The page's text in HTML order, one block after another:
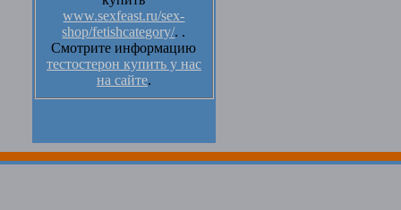
www.sexfeast.ru/sex-
shop/fetishcategory/. .
Смотрите информацию
тестостерон купить у нас
на сайте.